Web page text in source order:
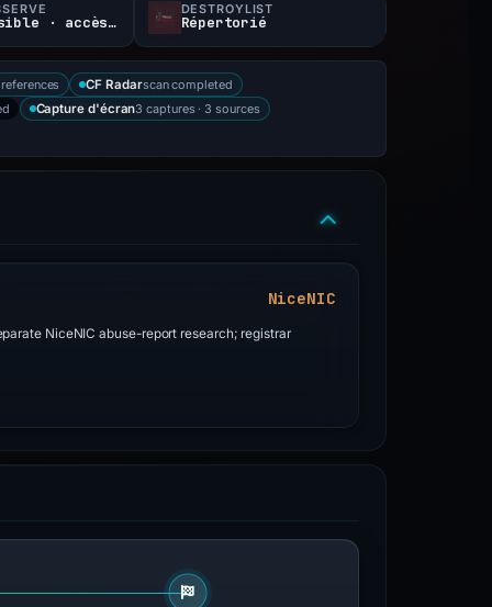
403Accessible · accès restreint
DESTROYLIST
Répertorié
CF Radarscan completed
Capture d'écran3 captures · 3 sources
NiceNIC
NiceNIC abuse-report research; registrar